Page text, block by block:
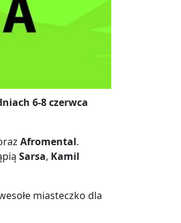
6-8 czerwca
Afromental.
Sarsa, Kamil
miasteczko dla